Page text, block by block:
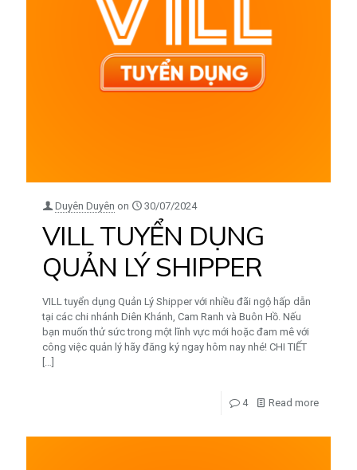
Duyên Duyên on 30/07/2024
VILL TUYỂN DỤNG
QUẢN LÝ SHIPPER
VILL tuyển dụng Quản Lý Shipper với nhiều đãi ngộ hấp dẫn
tại các chi nhánh Diên Khánh, Cam Ranh và Buôn Hồ. Nếu
bạn muốn thử sức trong một lĩnh vực mới hoặc đam mê với
công việc quản lý hãy đăng ký ngay hôm nay nhé! CHI TIẾT
4 Read more